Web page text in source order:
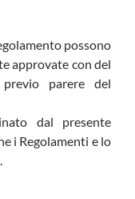
possono
approvate con del
parere del
dal presente
i Regolamenti e lo